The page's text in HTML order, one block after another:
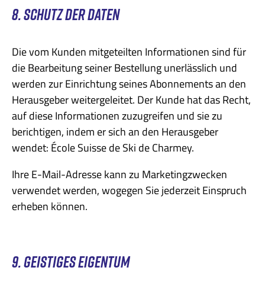
8. SCHUTZ DER DATEN
Die vom Kunden mitgeteilten Informationen sind für
die Bearbeitung seiner Bestellung unerlässlich und
werden zur Einrichtung seines Abonnements an den
Herausgeber weitergeleitet. Der Kunde hat das Recht,
auf diese Informationen zuzugreifen und sie zu
berichtigen, indem er sich an den Herausgeber
wendet: École Suisse de Ski de Charmey.
Ihre E-Mail-Adresse kann zu Marketingzwecken
verwendet werden, wogegen Sie jederzeit Einspruch
erheben können.
9. GEISTIGES EIGENTUM